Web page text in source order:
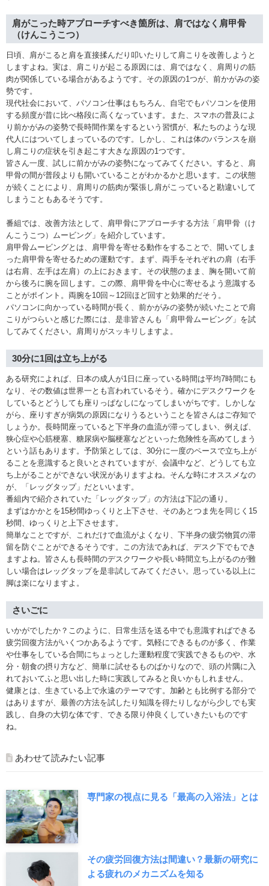
肩がこった時アプローチすべき箇所は、肩ではなく肩甲骨
（けんこうこつ）
日頃、肩がこると肩を直接揉んだり叩いたりして肩こりを改善しようと
しますよね。実は、肩こりが起こる原因には、肩ではなく、肩周りの筋
肉が関係している場合があるようです。その原因の1つが、前かがみの姿
勢です。
現代社会において、パソコン仕事はもちろん、自宅でもパソコンを使用
する頻度が昔に比べ格段に高くなっています。また、スマホの普及によ
り前かがみの姿勢で長時間作業をするという習慣が、私たちのような現
代人にはついてしまっているのです。しかし、これは体のバランスを崩
し肩こりの症状を引き起こす大きな原因の1つです。
皆さん一度、試しに前かがみの姿勢になってみてください。すると、肩
甲骨の間が普段よりも開いていることがわかるかと思います。この状態
が続くことにより、肩周りの筋肉が緊張し肩がこっていると勘違いして
しまうこともあるそうです。
番組では、改善方法として、肩甲骨にアプローチする方法「肩甲骨（け
んこうこつ）ムービング」を紹介しています。
肩甲骨ムービングとは、肩甲骨を寄せる動作をすることで、開いてしま
った肩甲骨を寄せるための運動です。まず、両手をそれぞれの肩（右手
は右肩、左手は左肩）の上におきます。その状態のまま、胸を開いて前
から後ろに腕を回します。この際、肩甲骨を中心に寄せるよう意識する
ことがポイント。両腕を10回～12回ほど回すと効果的だそう。
パソコンに向かっている時間が長く、前かがみの姿勢が続いたことで肩
こりがつらいと感じた際には、是非皆さんも「肩甲骨ムービング」を試
してみてください。肩周りがスッキリしますよ。
30分に1回は立ち上がる
ある研究によれば、日本の成人が1日に座っている時間は平均7時間にも
なり、その数値は世界一とも言われているそう。確かにデスクワークを
しているとどうしても座りっぱなしになってしまいがちです。しかしな
がら、座りすぎが病気の原因になりうるということを皆さんはご存知で
しょうか。長時間座っていると下半身の血流が滞ってしまい、例えば、
狭心症や心筋梗塞、糖尿病や脳梗塞などといった危険性を高めてしまう
という話もあります。予防策としては、30分に一度のペースで立ち上が
ることを意識すると良いとされていますが、会議中など、どうしても立
ち上がることができない状況がありますよね。そんな時にオススメなの
が、「レッグタップ」だといいます。
番組内で紹介されていた「レッグタップ」の方法は下記の通り。
まずはかかとを15秒間ゆっくりと上下させ、そのあとつま先を同じく15
秒間、ゆっくりと上下させます。
簡単なことですが、これだけで血流がよくなり、下半身の疲労物質の滞
留を防ぐことができるそうです。この方法であれば、デスク下でもでき
ますよね。皆さんも長時間のデスクワークや長い時間立ち上がるのが難
しい場合はレッグタップを是非試してみてください。思っている以上に
脚は楽になりますよ。
さいごに
いかがでしたか？このように、日常生活を送る中でも意識すればできる
疲労回復方法がいくつかあるようです。気軽にできるものが多く、作業
や仕事をしている合間にちょっとした運動程度で実践できるものや、水
分・朝食の摂り方など、簡単に試せるものばかりなので、頭の片隅に入
れておいてふと思い出した時に実践してみると良いかもしれません。
健康とは、生きている上で永遠のテーマです。加齢とも比例する部分で
はありますが、最善の方法を試したり知識を得たりしながら少しでも実
践し、自身の大切な体です、できる限り仲良くしていきたいものです
ね。
あわせて読みたい記事
専門家の視点に見る「最高の入浴法」とは
その疲労回復方法は間違い？最新の研究に
よる疲れのメカニズムを知る